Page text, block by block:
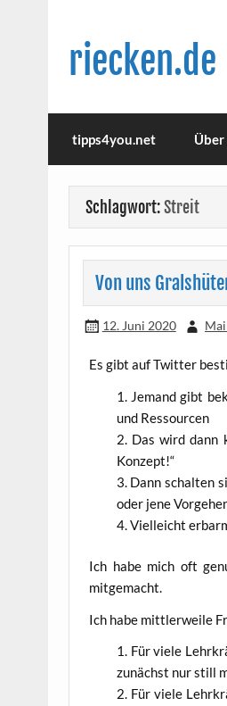
riecken.de
tipps4you.net Über
Schlagwort:Streit
Von uns
12. Juni 2020
Es gibt auf Twit­ter
Jemand gibt
und Ressourcen
Das wird dann
Konzept!“
Dann schal­ten
oder jene
Viel­leicht
Ich habe mich oft
mitgemacht.
Ich habe mitt­ler­wei­le
Für vie­le
zunächst nur still
Für vie­le